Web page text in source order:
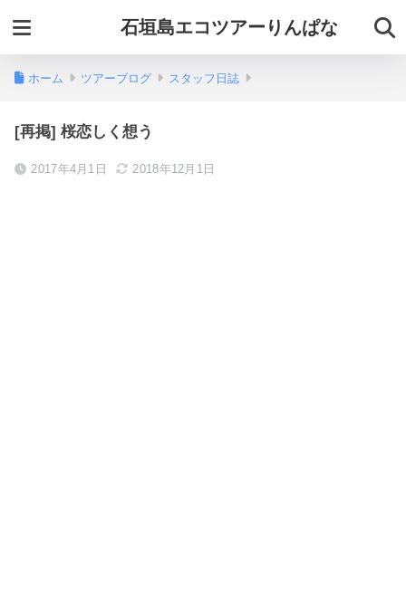
石垣島エコツアーりんぱな
ホーム ツアーブログ スタッフ日誌
[再掲] 桜恋しく想う
2017年4月1日 2018年12月1日